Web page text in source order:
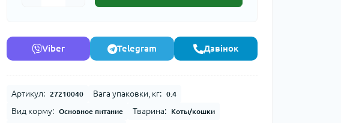
Viber Telegram Дзвінок
Артикул: 27210040 Вага упаковки, кг: 0.4
Вид корму: Основное питание Тварина: Коты/кошки